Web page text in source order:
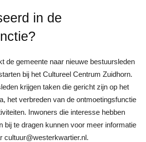
in de
de gemeente naar nieuwe bestuursleden
bij het Cultureel Centrum Zuidhorn.
krijgen taken die gericht zijn op het
het verbreden van de ontmoetingsfunctie
Inwoners die interesse hebben
bij te dragen kunnen voor meer informatie
cultuur@westerkwartier.nl.